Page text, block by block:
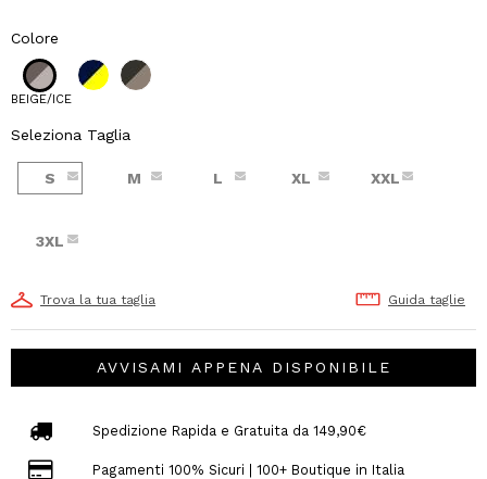
Colore
BEIGE/ICE
Seleziona Taglia
S M L XL XXL
3XL
Trova la tua taglia Guida taglie
AVVISAMI APPENA DISPONIBILE
Spedizione Rapida e Gratuita da 149,90€
Pagamenti 100% Sicuri | 100+ Boutique in Italia